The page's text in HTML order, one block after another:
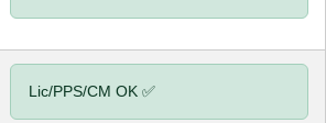
Lic/PPS/CM OK ✅